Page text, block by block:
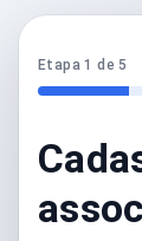
Etapa 1 de 5